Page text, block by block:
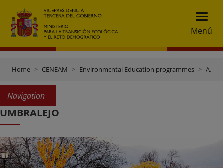
Menú
Home CENEAM Environmental Education programmes Abandoned villages
Navigation
UMBRALEJO